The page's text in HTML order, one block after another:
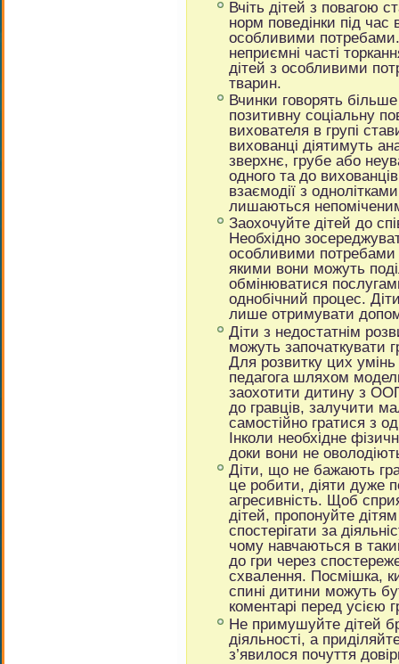
Вчіть дітей з повагою
норм поведінки під час
особливими
неприємні часті
дітей з особливими
тварин.
Вчинки говорять
позитивну соціальну
вихователя в групі
вихованці діятимуть
зверхнє, грубе або
одного та до
взаємодії з
лишаються
Заохочуйте дітей до
Необхідно
особливими потребами
якими вони можуть
обмінюватися
однобічний процес.
лише отримувати
Діти з недостатнім
можуть започаткувати
Для розвитку цих
педагога шляхом
заохотити дитину з
до гравців, залучити
самостійно гратися з
Інколи необхідне
доки вони не
Діти, що не бажають
це робити, діяти дуже
агресивність. Щоб
дітей, пропонуйте
спостерігати за
чому навчаються в
до гри через
схвалення. Посмішка,
спині дитини можуть
коментарі перед усією
Не примушуйте дітей
діяльності, а
з’явилося почуття